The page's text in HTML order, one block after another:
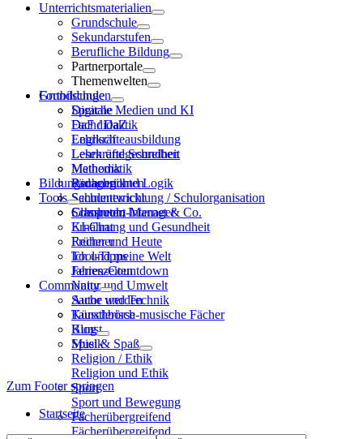
Unterrichtsmaterialien
Grundschule
Sekundarstufen
Berufliche Bildung
Partnerportale
Themenwelten
Grundschule
Sprache
DaF / DaZ
Englisch
Lesen und Schreiben
Mathematik
Rechnen und Logik
Sachunterricht
Computer, Internet & Co.
Ernährung und Gesundheit
Früher und Heute
Ich und meine Welt
Jahreszeiten
Natur und Umwelt
Sache und Technik
Künstlerisch-musische Fächer
Kunst
Musik
Religion / Ethik
Religion und Ethik
Sport
Sport und Bewegung
Fächerübergreifend
Fächerübergreifend
Fortbildungen
Digitale Medien und KI
Fachdidaktik
Lehrkräfteausbildung
Lehrkräftegesundheit
Methodik
Pädagogik
Schulentwicklung / Schulorganisation
Schulrecht
Bildungsnachrichten
Tools
Classroom-Manager
KI-Chat
Rechner
Tool-Tipps
Ferien-Countdown
Community
Autor werden
Tauschbörse
Blog
Spiel & Spaß
Zum Footer springen
Startseite